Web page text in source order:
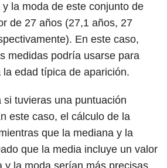
la moda de este conjunto de
de 27 años (27,1 años, 27
En este caso,
medidas podría usarse para
edad típica de aparición.
tuvieras una puntuación
este caso, el cálculo de la
que la mediana y la
que la media incluye un valor
y la moda serían más precisas